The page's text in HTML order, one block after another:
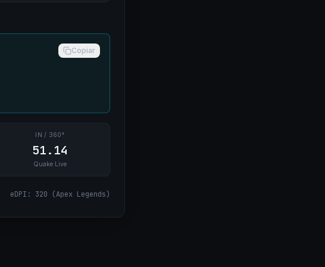
Copiar
IN / 360°
51.14
Quake Live
eDPI : 320 (Apex Legends)